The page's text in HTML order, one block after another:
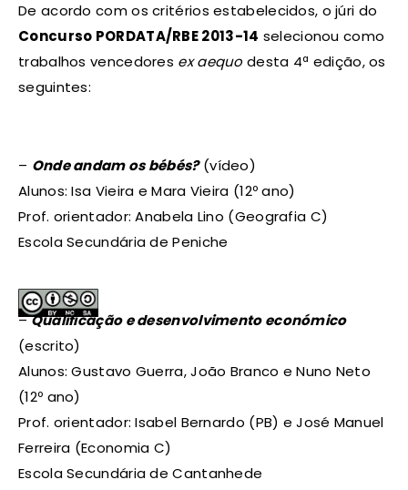
De acordo com os critérios estabelecidos, o júri do
Concurso PORDATA/RBE 2013-14 selecionou como
trabalhos vencedores ex aequodesta 4ª edição, os
seguintes:
– Onde andam os bébés?(vídeo)
Alunos: Isa Vieira e Mara Vieira (12º ano)
Prof. orientador: Anabela Lino (Geografia C)
Escola Secundária de Peniche
–Qualificação e desenvolvimento económico
(escrito)
Alunos: Gustavo Guerra, João Branco e Nuno Neto
(12º ano)
Prof. orientador: Isabel Bernardo (PB) e José Manuel
Ferreira (Economia C)
Escola Secundária de Cantanhede